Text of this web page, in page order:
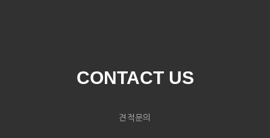
CONTACT US
견적문의